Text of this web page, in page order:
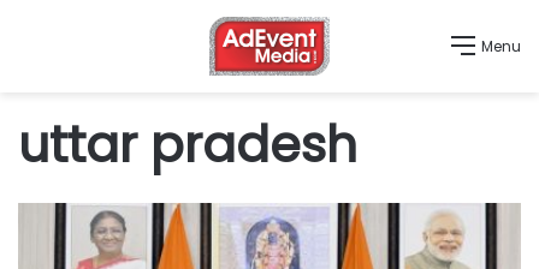
Menu
uttar pradesh